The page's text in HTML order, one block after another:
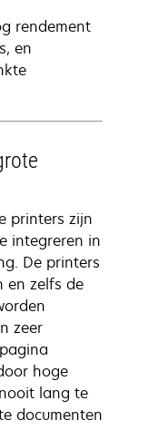
rendement
en
printers zijn
integreren in
De printers
en zelfs de
zeer
hoge
lang te
documenten